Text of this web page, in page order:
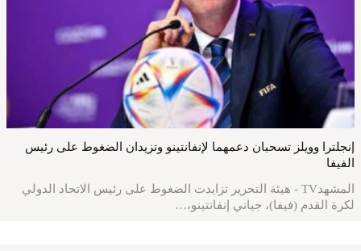
إنجلترا وويلز تسحبان دعمهما لإنفانتينو وتزيدان الضغوط على رئيس
الفيفا
المشهدTV - هيئة التحرير تزايدت الضغوط على رئيس الاتحاد الدولي
لكرة القدم (فيفا)، جياني إنفانتينو،…